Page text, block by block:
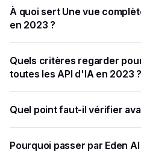
À quoi sert Une vue
en 2023 ?
les API d'IA.
Quels critères regarder
toutes les API d'IA en 2023 ?
fonctionnalités d'IA avancées à
services en adressant des
des réponses.
Quel point faut-il vérifier
algorithmes d'apprentissage
Pourquoi passer par Eden AI